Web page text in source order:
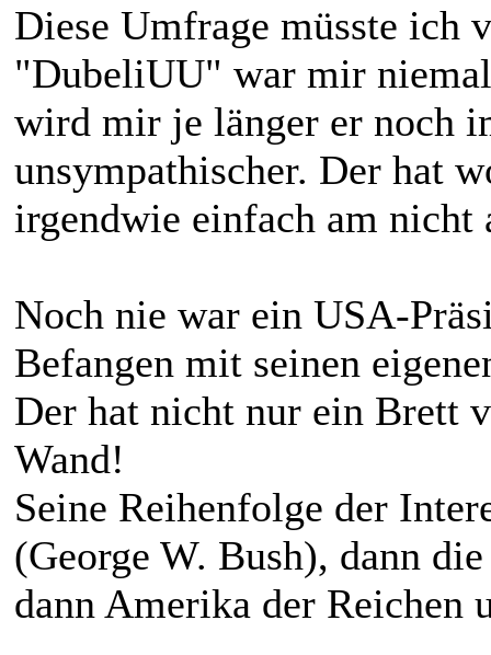
Diese Umfrage müsste ich
"DubeliUU" war mir
wird mir je länger er noch
unsympathischer. Der hat
irgendwie einfach am
Noch nie war ein USA-
Befangen mit seinen
Der hat nicht nur ein Brett
Wand!
Seine Reihenfolge der
(George W. Bush), dann
dann Amerika der Reichen